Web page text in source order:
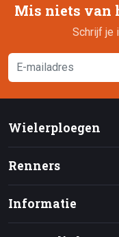
Mis niets van
Schrijf je
Wielerploegen
Renners
Informatie